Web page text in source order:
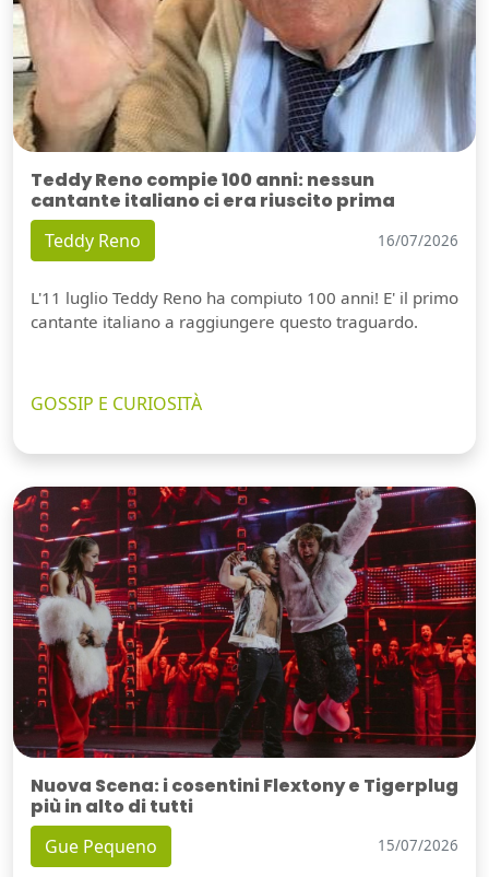
Teddy Reno compie 100 anni: nessun
cantante italiano ci era riuscito prima
Teddy Reno 16/07/2026
L'11 luglio Teddy Reno ha compiuto 100 anni! E' il primo
cantante italiano a raggiungere questo traguardo.
GOSSIP E CURIOSITÀ
Nuova Scena: i cosentini Flextony e Tigerplug
più in alto di tutti
Gue Pequeno 15/07/2026